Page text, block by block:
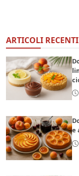
ARTICOLI RECENTI
e